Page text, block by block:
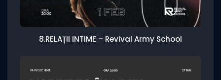
8.RELAȚII INTIME – Revival Army School